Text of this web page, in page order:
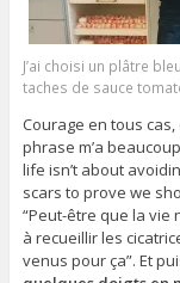
J’ai choisi un plâtre
taches de sauce
Courage en tous
phrase m’a
life isn’t about
scars to prove we
“Peut-être que la vie
à recueillir les
venus pour ça”. Et